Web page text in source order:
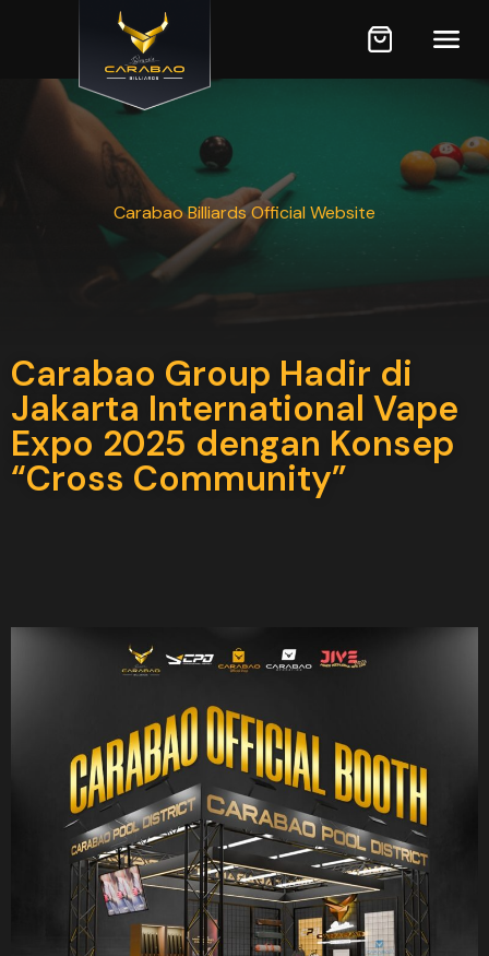
Carabao Billiards Official Website
Carabao Group Hadir di
Jakarta International Vape
Expo 2025 dengan Konsep
“Cross Community”